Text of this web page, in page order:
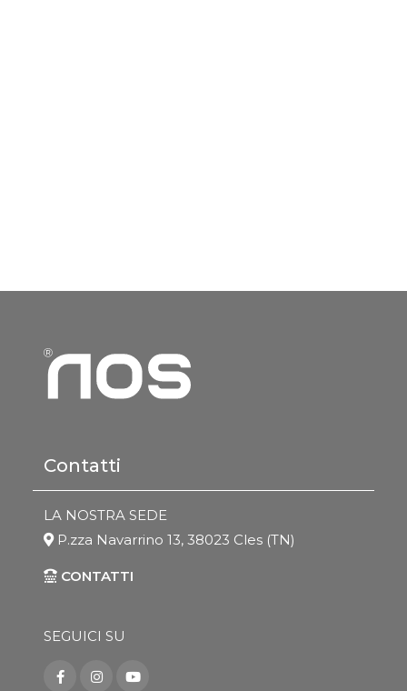
Contatti
LA NOSTRA SEDE
P.zza Navarrino 13, 38023 Cles (TN)
CONTATTI
SEGUICI SU